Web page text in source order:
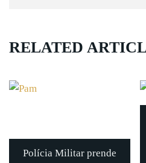
RELATED
Polícia Militar prende